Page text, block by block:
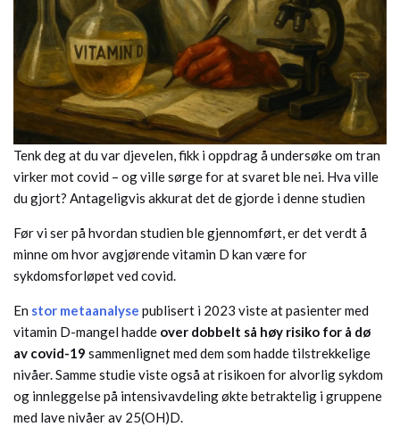
Tenk deg at du var djevelen, fikk i oppdrag å undersøke om tran
virker mot covid – og ville sørge for at svaret ble nei. Hva ville
du gjort? Antageligvis akkurat det de gjorde i denne studien
Før vi ser på hvordan studien ble gjennomført, er det verdt å
minne om hvor avgjørende vitamin D kan være for
sykdomsforløpet ved covid.
En stor metaanalyse publisert i 2023 viste at pasienter med
vitamin D-mangel hadde over dobbelt så høy risiko for å dø
av covid-19 sammenlignet med dem som hadde tilstrekkelige
nivåer. Samme studie viste også at risikoen for alvorlig sykdom
og innleggelse på intensivavdeling økte betraktelig i gruppene
med lave nivåer av 25(OH)D.